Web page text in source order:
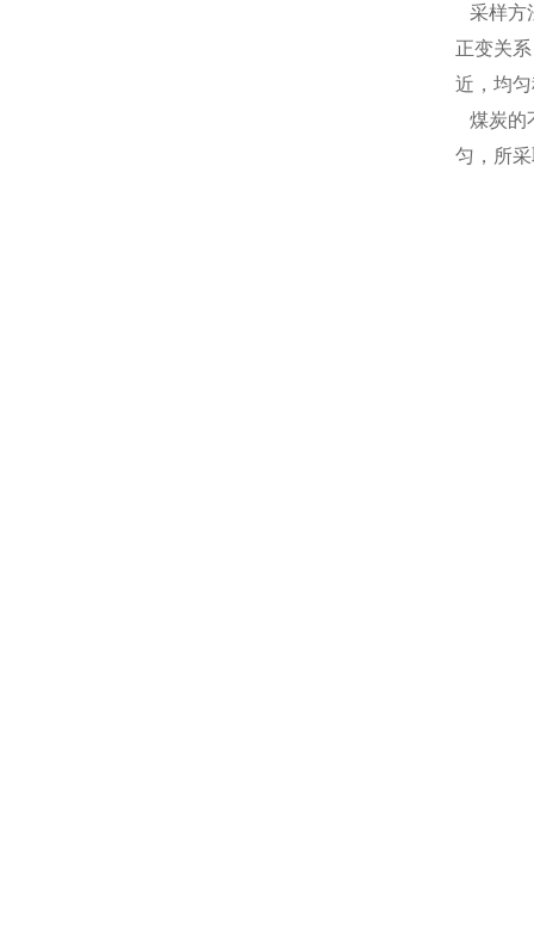
采样方
正变关
近，均
煤炭的
匀，所